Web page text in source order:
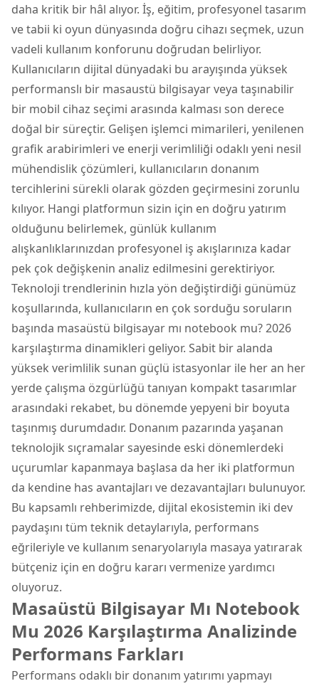
daha kritik bir hâl alıyor. İş, eğitim, profesyonel tasarım
ve tabii ki oyun dünyasında doğru cihazı seçmek, uzun
vadeli kullanım konforunu doğrudan belirliyor.
Kullanıcıların dijital dünyadaki bu arayışında yüksek
performanslı bir masaustü bilgisayarveya taşınabilir
bir mobil cihaz seçimi arasında kalması son derece
doğal bir süreçtir. Gelişen işlemci mimarileri, yenilenen
grafik arabirimleri ve enerji verimliliği odaklı yeni nesil
mühendislik çözümleri, kullanıcıların donanım
tercihlerini sürekli olarak gözden geçirmesini zorunlu
kılıyor. Hangi platformun sizin için en doğru yatırım
olduğunu belirlemek, günlük kullanım
alışkanlıklarınızdan profesyonel iş akışlarınıza kadar
pek çok değişkenin analiz edilmesini gerektiriyor.
Teknoloji trendlerinin hızla yön değiştirdiği günümüz
koşullarında, kullanıcıların en çok sorduğu soruların
başında masaüstü bilgisayar mı notebook mu? 2026
karşılaştırma dinamikleri geliyor. Sabit bir alanda
yüksek verimlilik sunan güçlü istasyonlar ile her an her
yerde çalışma özgürlüğü tanıyan kompakt tasarımlar
arasındaki rekabet, bu dönemde yepyeni bir boyuta
taşınmış durumdadır. Donanım pazarında yaşanan
teknolojik sıçramalar sayesinde eski dönemlerdeki
uçurumlar kapanmaya başlasa da her iki platformun
da kendine has avantajları ve dezavantajları bulunuyor.
Bu kapsamlı rehberimizde, dijital ekosistemin iki dev
paydaşını tüm teknik detaylarıyla, performans
eğrileriyle ve kullanım senaryolarıyla masaya yatırarak
bütçeniz için en doğru kararı vermenize yardımcı
oluyoruz.
Masaüstü Bilgisayar Mı Notebook
Mu 2026 Karşılaştırma Analizinde
Performans Farkları
Performans odaklı bir donanım yatırımı yapmayı